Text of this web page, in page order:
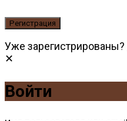
Уже зарегистрированы?
Войти